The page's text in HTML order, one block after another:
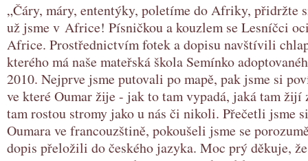
„Čáry, máry, ententýky, poletíme do Afriky, přidržte
už jsme v Africe! Písničkou a kouzlem se Lesníčci
Africe. Prostřednictvím fotek a dopisu navštívili
kterého má naše mateřská škola Semínko
2010. Nejprve jsme putovali po mapě, pak jsme si
ve které Oumar žije - jak to tam vypadá, jaká tam žijí
tam rostou stromy jako u nás či nikoli. Přečetli jsme
Oumara ve francouzštině, pokoušeli jsme se
dopis přeložili do českého jazyka. Moc prý děkuje,